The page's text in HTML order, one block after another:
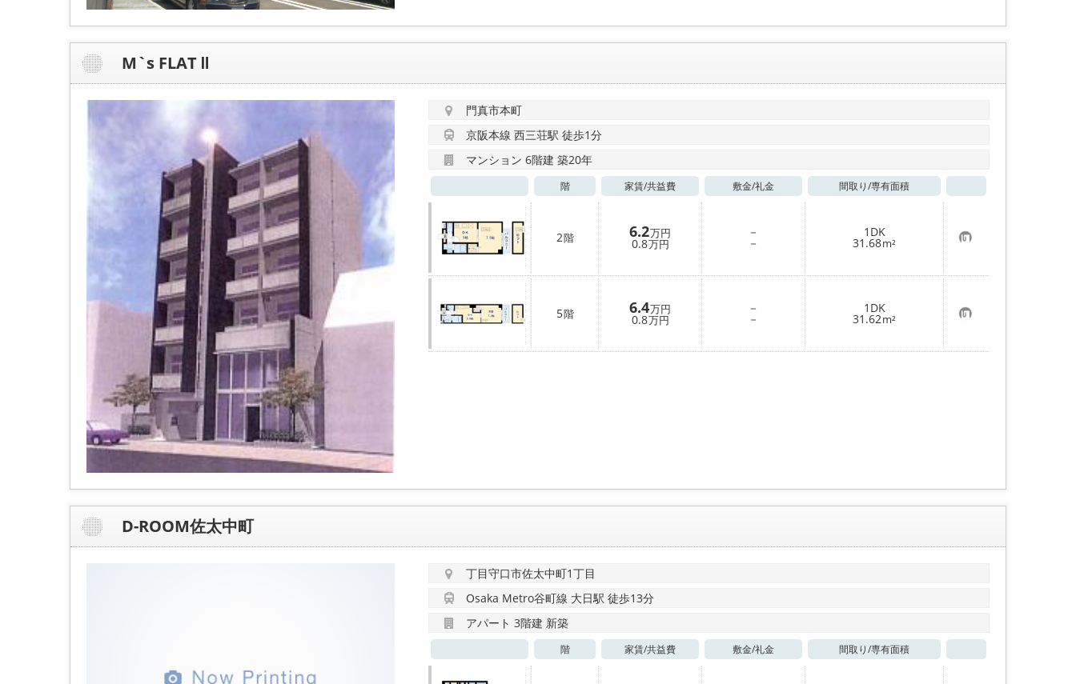
M`s FLAT Ⅱ
門真市本町
京阪本線 西三荘駅 徒歩1分
マンション 6階建 築20年
階 家賃/共益費 敷金/礼金 間取り/専有面積
2階 6.2万円
0.8万円
－
－
1DK
31.68m² お
気
に
入
り
登
録
5階 6.4万円
0.8万円
－
－
1DK
31.62m² お
気
に
入
D-ROOM佐太中町
丁目守口市佐太中町1丁目
Osaka Metro谷町線 大日駅 徒歩13分
アパート 3階建 新築
階 家賃/共益費 敷金/礼金 間取り/専有面積